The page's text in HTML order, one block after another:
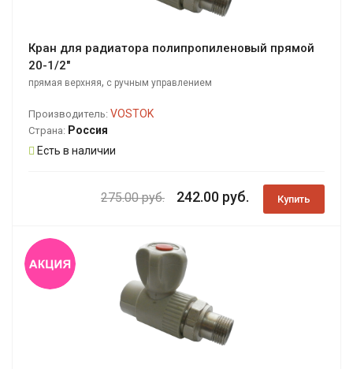
Кран для радиатора полипропиленовый прямой
20-1/2"
прямая верхняя, с ручным управлением
Производитель: VOSTOK
Страна: Россия
Есть в наличии
275.00 руб. 242.00 руб. Купить